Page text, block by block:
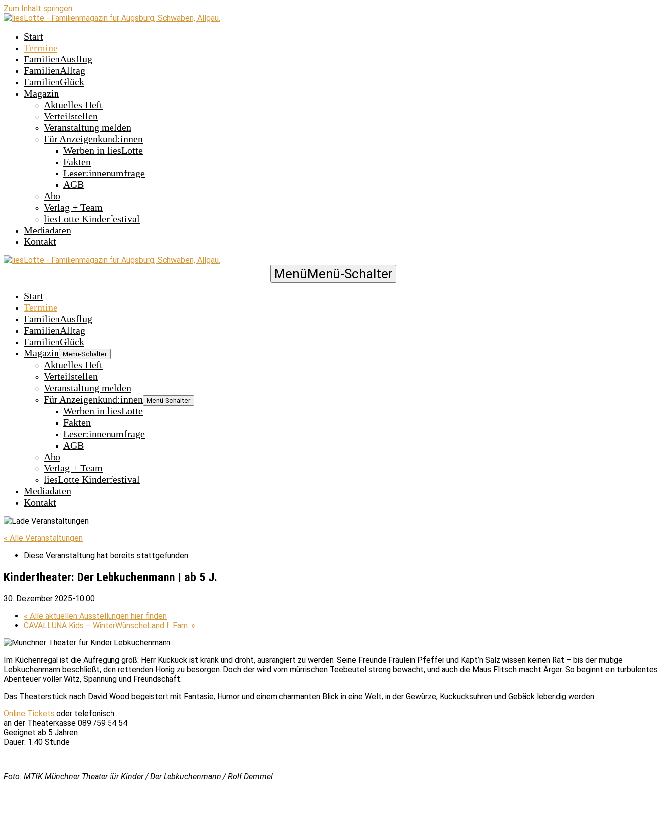
Zum Inhalt springen
Start
Termine
FamilienAusflug
FamilienAlltag
FamilienGlück
Magazin
Aktuelles Heft
Verteilstellen
Veranstaltung melden
Für Anzeigenkund:innen
Werben in liesLotte
Fakten
Leser:innenumfrage
AGB
Abo
Verlag + Team
liesLotte Kinderfestival
Mediadaten
Kontakt
MenüMenü-Schalter
Start
Termine
FamilienAusflug
FamilienAlltag
FamilienGlück
Magazin Menü-Schalter
Aktuelles Heft
Verteilstellen
Veranstaltung melden
Für Anzeigenkund:innen Menü-Schalter
Werben in liesLotte
Fakten
Leser:innenumfrage
AGB
Abo
Verlag + Team
liesLotte Kinderfestival
Mediadaten
Kontakt
« Alle Veranstaltungen
Diese Veranstaltung hat bereits stattgefunden.
Kindertheater: Der Lebkuchenmann | ab 5 J.
30. Dezember 2025-10:00
« Alle aktuellen Ausstellungen hier finden
CAVALLUNA Kids – WinterWünscheLand f. Fam. »
Im Küchenregal ist die Aufregung groß: Herr Kuckuck ist krank und droht, ausrangiert zu werden. Seine Freunde Fräulein Pfeffer und Käpt’n Salz wissen keinen Rat – bis der mutige
Lebkuchenmann beschließt, den rettenden Honig zu besorgen. Doch der wird vom mürrischen Teebeutel streng bewacht, und auch die Maus Flitsch macht Ärger. So beginnt ein turbulentes
Abenteuer voller Witz, Spannung und Freundschaft.
Das Theaterstück nach David Wood begeistert mit Fantasie, Humor und einem charmanten Blick in eine Welt, in der Gewürze, Kuckucksuhren und Gebäck lebendig werden.
Online Tickets oder telefonisch
an der Theaterkasse 089 /59 54 54
Geeignet ab 5 Jahren
Dauer: 1.40 Stunde
Foto: MTfK Münchner Theater für Kinder / Der Lebkuchenmann / Rolf Demmel